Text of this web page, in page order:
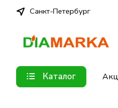
Санкт-Петербург
Каталог